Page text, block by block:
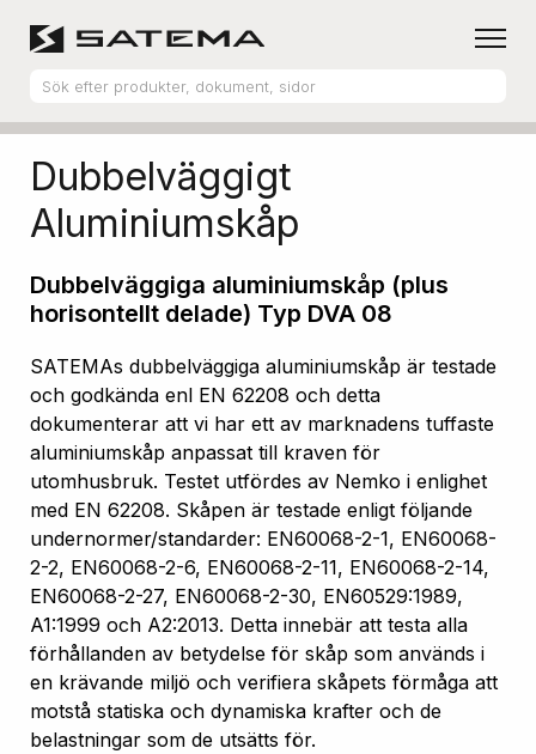
Produktsortiment Aluminiumskåp
Dubbelväggigt
Aluminiumskåp
Dubbelväggiga aluminiumskåp (plus
horisontellt delade) Typ DVA 08
SATEMAs dubbelväggiga aluminiumskåp är testade
och godkända enl EN 62208 och detta
dokumenterar att vi har ett av marknadens tuffaste
aluminiumskåp anpassat till kraven för
utomhusbruk. Testet utfördes av Nemko i enlighet
med EN 62208. Skåpen är testade enligt följande
undernormer/standarder: EN60068-2-1, EN60068-
2-2, EN60068-2-6, EN60068-2-11, EN60068-2-14,
EN60068-2-27, EN60068-2-30, EN60529:1989,
A1:1999 och A2:2013. Detta innebär att testa alla
förhållanden av betydelse för skåp som används i
en krävande miljö och verifiera skåpets förmåga att
motstå statiska och dynamiska krafter och de
belastningar som de utsätts för.